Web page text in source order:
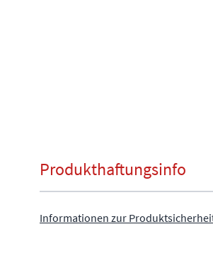
Produkthaftungsinfo
Informationen zur Produktsicherheit